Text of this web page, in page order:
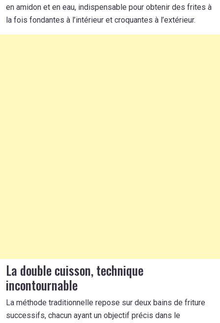
en amidon et en eau, indispensable pour obtenir des frites à
la fois fondantes à l’intérieur et croquantes à l’extérieur.
La double cuisson, technique
incontournable
La méthode traditionnelle repose sur deux bains de friture
successifs, chacun ayant un objectif précis dans le